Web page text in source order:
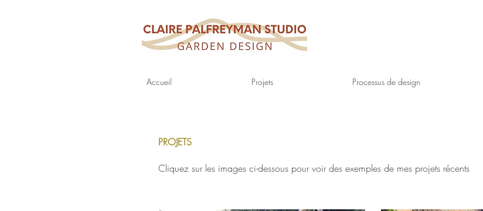
Accueil Projets Processus de design
PROJETS
Cliquez sur les images ci-dessous pour voir des exemples de mes projets récents